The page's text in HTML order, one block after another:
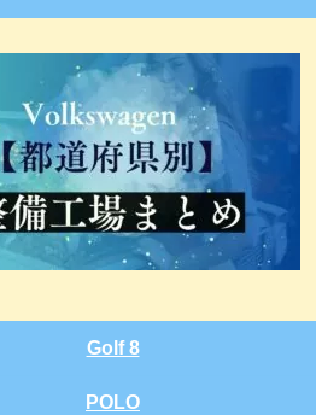
Golf 8
POLO